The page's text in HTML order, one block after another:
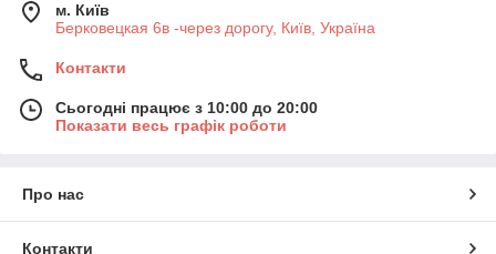
м. Київ
Берковецкая 6в -через дорогу, Київ, Україна
Контакти
Сьогодні працює з 10:00 до 20:00
Показати весь графік роботи
Про нас
Контакти